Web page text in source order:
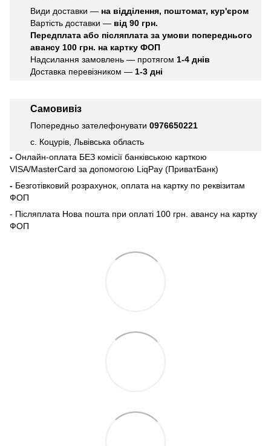
Види доставки — на відділення, поштомат, кур'єром
Вартість доставки — від 90 грн.
Передплата або післяплата за умови попереднього
авансу 100 грн. на картку ФОП
Надсилання замовлень — протягом 1-4 днів
Доставка перевізником — 1-3 дні
Самовивіз
Попередньо зателефонувати 0976650221
с. Коцурів, Львівська область
- Онлайн-оплата БЕЗ комісії банківською карткою
VISA/MasterCard за допомогою LiqPay (ПриватБанк)
- Безготівковий розрахунок, оплата на картку по реквізитам
ФОП
- Післяплата Нова пошта при оплаті 100 грн. авансу на картку
ФОП